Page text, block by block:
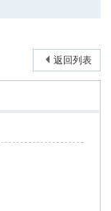
返回列表